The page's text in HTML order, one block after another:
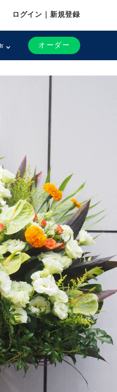
ログイン｜新規登録
オーダー